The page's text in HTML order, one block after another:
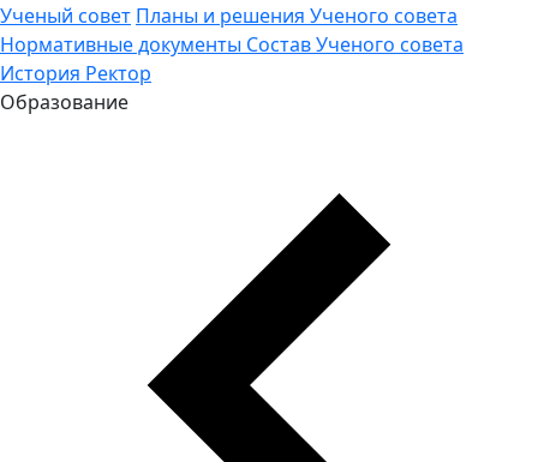
Ученый совет Планы и решения Ученого совета
Нормативные документы Состав Ученого совета
История Ректор
Образование